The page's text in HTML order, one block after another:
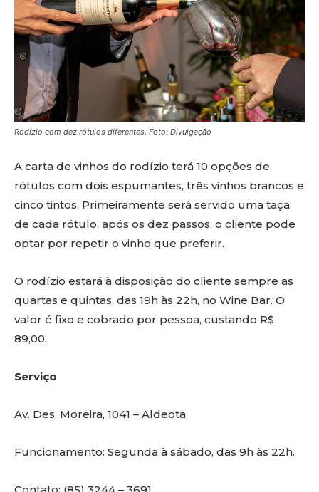
Rodízio com dez rótulos diferentes. Foto: Divulgação
A carta de vinhos do rodízio terá 10 opções de
rótulos com dois espumantes, três vinhos brancos e
cinco tintos. Primeiramente será servido uma taça
de cada rótulo, após os dez passos, o cliente pode
optar por repetir o vinho que preferir.
O rodízio estará à disposição do cliente sempre as
quartas e quintas, das 19h às 22h, no Wine Bar. O
valor é fixo e cobrado por pessoa, custando R$
89,00.
Serviço
Av. Des. Moreira, 1041 – Aldeota
Funcionamento: Segunda à sábado, das 9h às 22h.